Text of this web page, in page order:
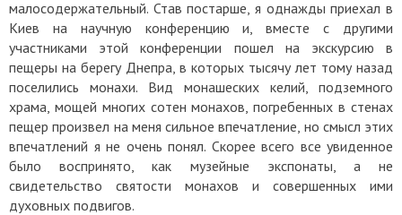
малосодержательный. Став постарше, я однажды приехал в
Киев на научную конференцию и, вместе с другими
участниками этой конференции пошел на экскурсию в
пещеры на берегу Днепра, в которых тысячу лет тому назад
поселились монахи. Вид монашеских келий, подземного
храма, мощей многих сотен монахов, погребенных в стенах
пещер произвел на меня сильное впечатление, но смысл этих
впечатлений я не очень понял. Скорее всего все увиденное
было воспринято, как музейные экспонаты, а не
свидетельство святости монахов и совершенных ими
духовных подвигов.